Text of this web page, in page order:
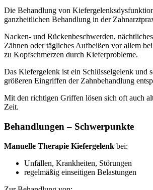
Die Behandlung von
ganzheitlichen Behandlung in der
Nacken- und Rückenbeschwerden,
Zähnen oder tägliches Aufbeißen vor allem
zu Kopfschmerzen durch Kieferprobleme.
Das Kiefergelenk ist ein Schlüsselgelenk und
größeren Eingriffen der Zahnbehandlung
Mit den richtigen Griffen lösen sich oft auch
Zeit.
Behandlungen – Schwerpunkte
Manuelle Therapie Kiefergelenk bei:
Unfällen, Krankheiten, Störungen
regelmäßig einseitigen Belastungen